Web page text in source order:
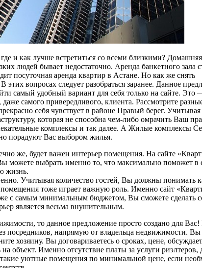
и как лучше встретиться со всеми близкими?
людей бывает недостаточно. Аренда банкетного зала
посуточная аренда квартир в Астане. Но как же снять
вопросах следует разобраться заранее. Данное
самый удобный вариант для себя только на сайте. Это
самого привередливого, клиента. Рассмотрите
себя чувствует в районе Правый берег. Учитывая
которая не способна чем-либо омрачить Ваш
комплексы и так далее. А Жилые комплексы
порадуют Вас выбором жилья.
же, будет важен интерьер помещения. На сайте
выбрать именно то, что максимально поможет в
жизнь.
Учитывая количество гостей, Вы должны понимать
тоже играет важную роль. Именно сайт
с самым минимальным бюджетом, Вы сможете сделать
является весьма внушительным.
то данное предложение просто создано для Вас!
посредников, напрямую от владельца недвижимости. Вы
хозяину. Вы договариваетесь о сроках, цене,
объект. Именно отсутствие платы за услуги риэлтеров,
уютные помещения по минимальной цене, если